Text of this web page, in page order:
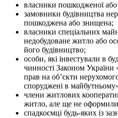
власники пошкодженої або
замовники будівництва
пошкоджена або знищена;
власники спеціальних
недобудоване житло або
його будівництво;
особи, які інвестували в
чинності Законом
прав на об’єкти
споруджені в
члени житлових
житло, але ще не оформили
спадкоємці будь-яких із